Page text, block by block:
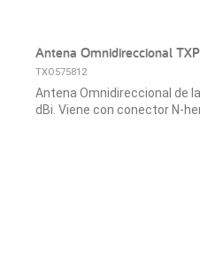
Antena Omnidireccional
TXO575812
Antena Omnidireccional de
dBi. Viene con conector N-